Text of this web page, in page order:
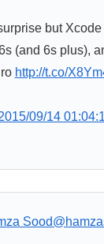
but
(and 6s plus),
http://t.co/
09/14
Sood